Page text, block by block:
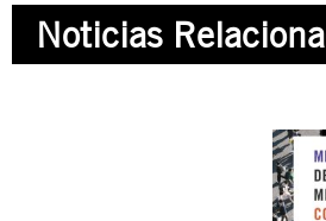
Noticias